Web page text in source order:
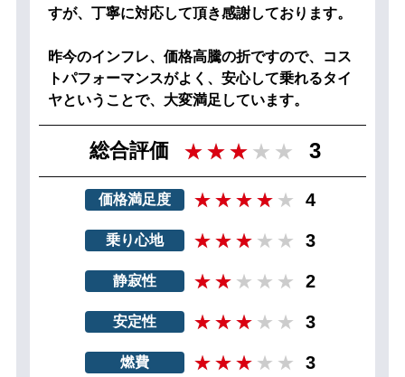
すが、丁寧に対応して頂き感謝しております。
昨今のインフレ、価格高騰の折ですので、コス
トパフォーマンスがよく、安心して乗れるタイ
ヤということで、大変満足しています。
総合評価 3
価格満足度 4
乗り心地 3
静寂性 2
安定性 3
燃費 3